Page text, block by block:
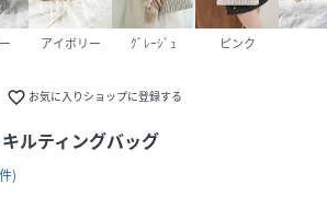
アイボリー ｸﾞﾚｰｼﾞｭ ピンク
favorite_border お気に入りショップに登録する
ルティングバッグ
件)